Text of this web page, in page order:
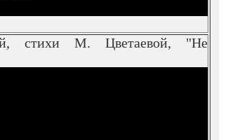
стихи М. Цветаевой, "Не